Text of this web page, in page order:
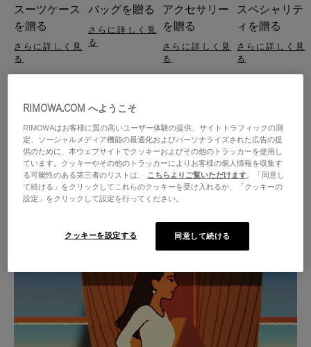
スーツケース
を贈る
さらに詳しく見
る
バッグを贈る
さらに詳しく見
る
アクセサリー
を贈る
さらに詳しく見
る
スペシャリテ
ィを贈る
さらに詳しく見
る
IS
PLAYED,
PLEASE
IS
MUTED,
PLEASE
厳選されたギフトセレクション
RIMOWA.COM へようこそ
RIMOWAはお客様に質の高いユーザー体験の提供、サイトトラフィックの測
定、ソーシャルメディア機能の最適化およびパーソナライズされた広告の提
供のために、本ウェブサイトでクッキーおよびその他のトラッカーを使用し
ています。クッキーやその他のトラッカーによりお客様の個人情報を収集す
る可能性のある第三者のリストは、 こちらよりご覧いただけます。「同意し
て続ける」をクリックしてこれらのクッキーを受け入れるか、「クッキーの
設定」をクリックして設定を行ってください。
クッキーを設定する 同意して続ける